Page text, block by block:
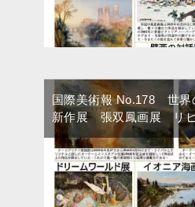
国際美術報 No.178 世
新作展 張双鳳画展 リヒ